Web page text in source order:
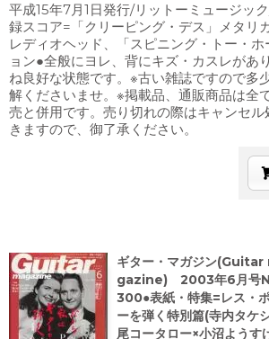
平成15年7月1日発行/リットーミュージッ
録スコア=「クリーピング・デス」メタリ
レディオヘッド、「スピニング・トー・
ョン●全般にヨレ、背にキズ・カスレがあ
ね良好な状態です。※古い雑誌ですので多
解くださいませ。※掲載品、通販商品は全
売と併用です。売り切れの際はキャンセ
きますので、御了承ください。
ギター・マガジン(Guitar
gazine) 2003年6月号
300●表紙・特集=レス・
ーを弾く特別篇(寺内タケ
尾コータロー×小沼ようす